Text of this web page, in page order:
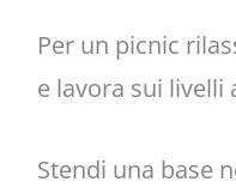
Per un picnic
e lavora sui livelli
Stendi una base